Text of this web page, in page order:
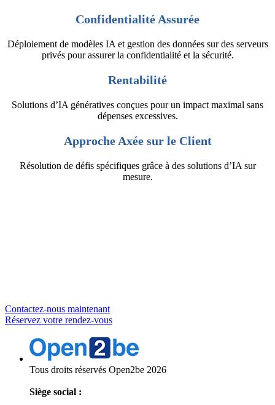
Confidentialité Assurée
Déploiement de modèles IA et gestion des données sur des serveurs
privés pour assurer la confidentialité et la sécurité.
Rentabilité
Solutions d’IA génératives conçues pour un impact maximal sans
dépenses excessives.
Approche Axée sur le Client
Résolution de défis spécifiques grâce à des solutions d’IA sur
mesure.
Contactez-nous maintenant
Réservez votre rendez-vous
Tous droits réservés Open2be 2026
Siège social :